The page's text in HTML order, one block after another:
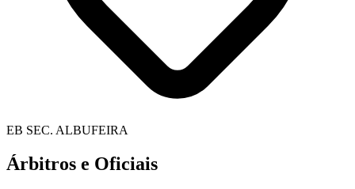
EB SEC. ALBUFEIRA
Árbitros e Oficiais